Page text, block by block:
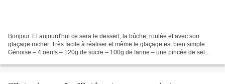
Bonjour. Et aujourd'hui ce sera le dessert, la bûche, roulée et avec son
glaçage rocher. Très facile à réaliser et même le glaçage est bien simple....
Génoise – 4 oeufs – 120g de sucre – 100g de farine – une pincée de sel